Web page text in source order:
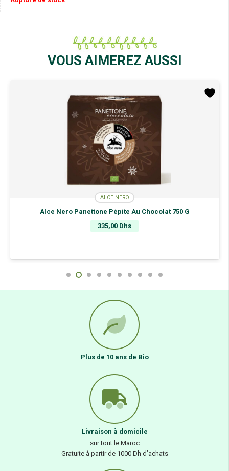
VOUS AIMEREZ AUSSI
ALCE NERO
Alce Nero Panettone Pépite Au Chocolat 750 G
335,00 Dhs
Plus de 10 ans de Bio
Livraison à domicile
sur tout le Maroc
Gratuite à partir de 1000 Dh d’achats